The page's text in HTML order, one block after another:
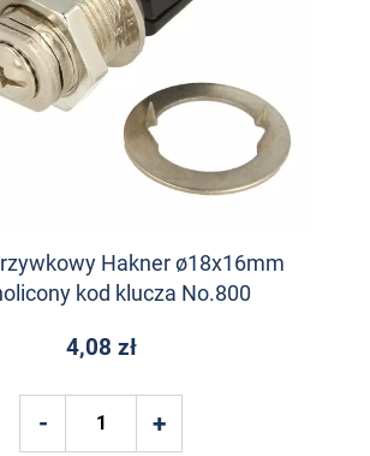
Hakner ø18x16mm
kod klucza No.800
4,08 zł